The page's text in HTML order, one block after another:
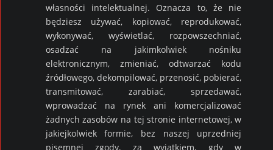
własności intelektualnej. Oznacza to, że nie
będziesz używać, kopiować, reprodukować,
wykonywać, wyświetlać, rozpowszechniać,
osadzać na jakimkolwiek nośniku
elektronicznym, zmieniać, odtwarzać kodu
źródłowego, dekompilować, przenosić, pobierać,
transmitować, zarabiać, sprzedawać,
wprowadzać na rynek ani komercjalizować
żadnych zasobów na tej stronie internetowej, w
jakiejkolwiek formie, bez naszej uprzedniej
pisemnej zgody, za wyjątkiem, gdy w